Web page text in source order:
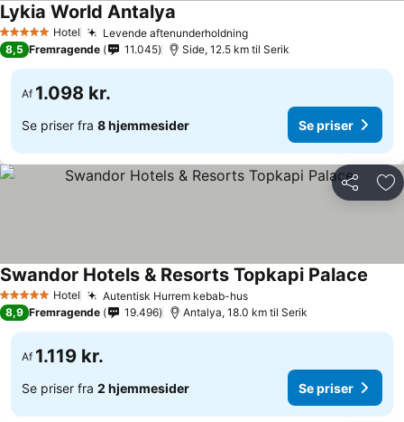
5 Stjerner Hotel Levende aftenunderholdning
Lykia World Antalya
8,5 Fremragende 11.045 Side, 12.5 km til Serik
Af 1.098 kr.
Se priser fra 8 hjemmesider Se priser
Del
5 Stjerner Hotel Autentisk Hurrem kebab-hus
Swandor Hotels & Resorts Topkapi Palace
8,9 Fremragende 19.496 Antalya, 18.0 km til Serik
Af 1.119 kr.
Se priser fra 2 hjemmesider Se priser